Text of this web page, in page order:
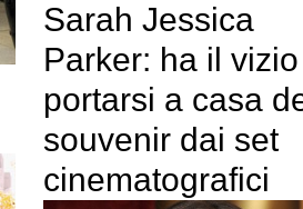
Sarah Jessica
Parker: ha il
portarsi a casa
souvenir dai set
cinematografici